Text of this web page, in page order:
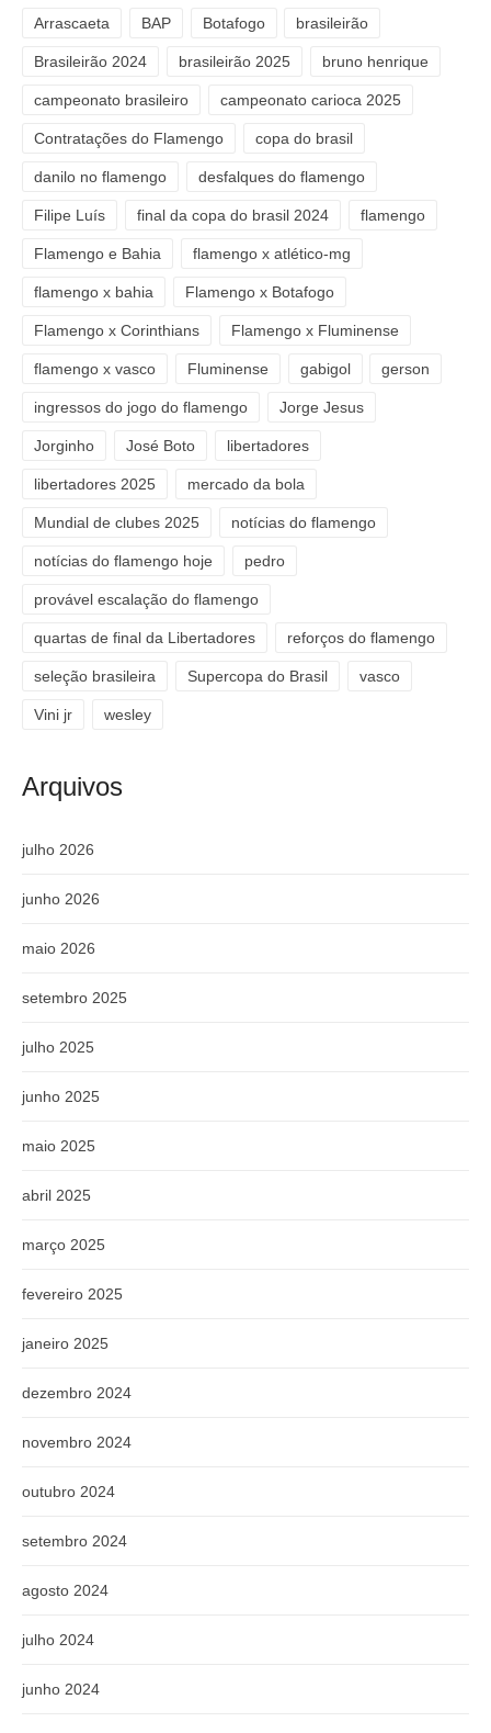
Arrascaeta BAP Botafogo brasileirão
Brasileirão 2024 brasileirão 2025 bruno henrique
campeonato brasileiro campeonato carioca 2025
Contratações do Flamengo copa do brasil
danilo no flamengo desfalques do flamengo
Filipe Luís final da copa do brasil 2024 flamengo
Flamengo e Bahia flamengo x atlético-mg
flamengo x bahia Flamengo x Botafogo
Flamengo x Corinthians Flamengo x Fluminense
flamengo x vasco Fluminense gabigol gerson
ingressos do jogo do flamengo Jorge Jesus
Jorginho José Boto libertadores
libertadores 2025 mercado da bola
Mundial de clubes 2025 notícias do flamengo
notícias do flamengo hoje pedro
provável escalação do flamengo
quartas de final da Libertadores reforços do flamengo
seleção brasileira Supercopa do Brasil vasco
Vini jr wesley
Arquivos
julho 2026
junho 2026
maio 2026
setembro 2025
julho 2025
junho 2025
maio 2025
abril 2025
março 2025
fevereiro 2025
janeiro 2025
dezembro 2024
novembro 2024
outubro 2024
setembro 2024
agosto 2024
julho 2024
junho 2024